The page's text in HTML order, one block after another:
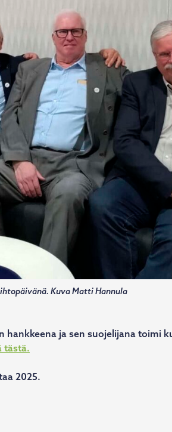
Kuva Matti Hannula
ja sen suojelijana toimi
tästä.
2025.